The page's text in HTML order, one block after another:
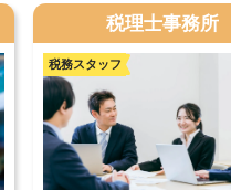
税理士事務所
税務スタッフ